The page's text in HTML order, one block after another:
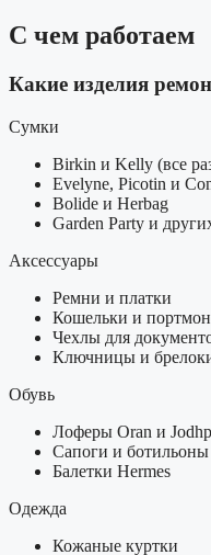
С чем работаем
Какие изделия
Сумки
Birkin и Kelly (все
Evelyne, Picotin и
Bolide и Herbag
Garden Party и
Аксессуары
Ремни и платки
Кошельки и
Чехлы для
Ключницы и
Обувь
Лоферы Oran и
Сапоги и ботильоны
Балетки Hermes
Одежда
Кожаные куртки